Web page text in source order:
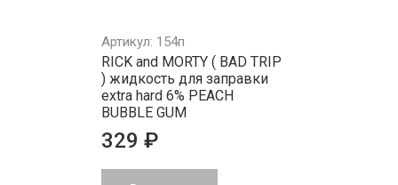
Артикул: 154п
RICK and MORTY ( BAD TRIP
) жидкость для заправки
extra hard 6% PEACH
BUBBLE GUM
329 ₽